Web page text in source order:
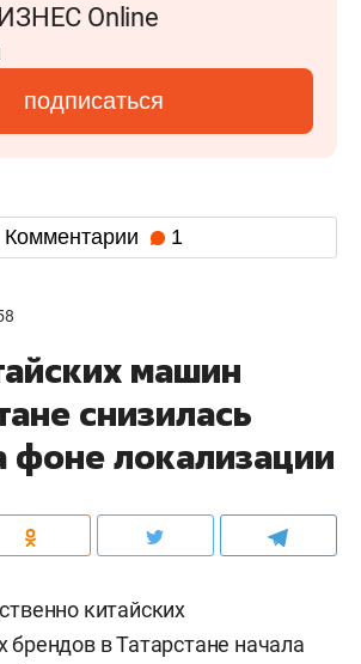
Online
подписаться
Комментарии 1
машин
снизилась
фоне локализации
китайских
в Татарстане начала